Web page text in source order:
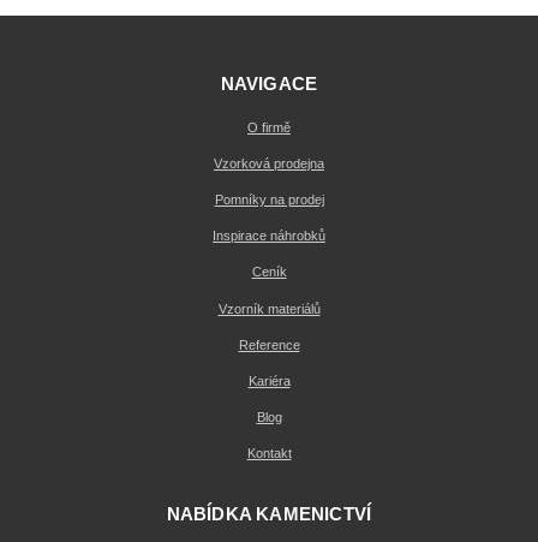
NAVIGACE
O firmě
Vzorková prodejna
Pomníky na prodej
Inspirace náhrobků
Ceník
Vzorník materiálů
Reference
Kariéra
Blog
Kontakt
NABÍDKA KAMENICTVÍ